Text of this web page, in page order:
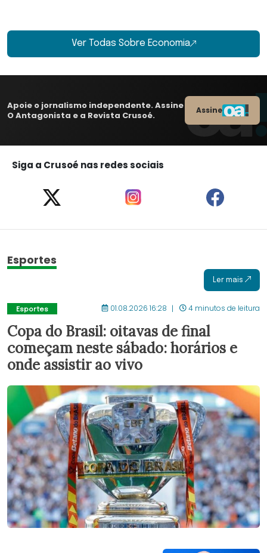
Ver Todas Sobre Economia
Apoie o jornalismo independente. Assine
O Antagonista e a Revista Crusoé.
Assine
Siga a Crusoé nas redes sociais
Esportes
Ler mais
Esportes 01.08.2026 16:28 4 minutos de leitura
Copa do Brasil: oitavas de final
começam neste sábado: horários e
onde assistir ao vivo